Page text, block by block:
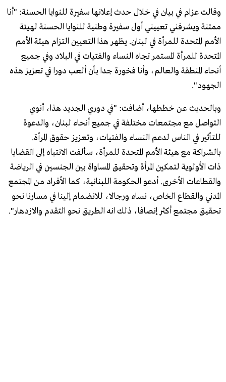
وقالت عزام في بيان في خلال حدث إعلانها سفيرة للنوايا الحسنة: "أنا
ممتنة ويشرفني تعييني أول سفيرة وطنية للنوايا الحسنة لهيئة
الأمم المتحدة للمرأة في لبنان. يظهر هذا التعيين التزام هيئة الأمم
المتحدة للمرأة المستمر تجاه النساء والفتيات في البلاد وفي جميع
أنحاء المنطقة والعالم، وأنا فخورة جدا بأن ألعب دورا في تعزيز هذه
الجهود".
وبالحديث عن خططها، أضافت: "في دوري الجديد هذا، أنوي
التواصل مع مجتمعات مختلفة في جميع أنحاء لبنان، والدعوة
للتأثير في الناس لدعم النساء والفتيات، وتعزيز حقوق المرأة.
بالشراكة مع هيئة الأمم المتحدة للمرأة، سألفت الانتباه إلى القضايا
ذات الأولوية لتمكين المرأة وتحقيق المساواة بين الجنسين في الرياضة
والقطاعات الأخرى. أدعو الحكومة اللبنانية، كما الأفراد من المجتمع
المدني والقطاع الخاص، نساء ورجالا، للانضمام إلينا في مسارنا نحو
تحقيق مجتمع أكثر إنصافا، ذلك انه الطريق نحو التقدم والازدهار".